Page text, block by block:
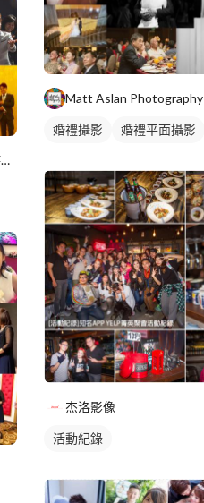
婚禮尾牙春酒商業活動專業主持人 史蒂芬
Matt Aslan Photography
婚禮攝影 婚禮平面攝影
杰洛影像
活動紀錄